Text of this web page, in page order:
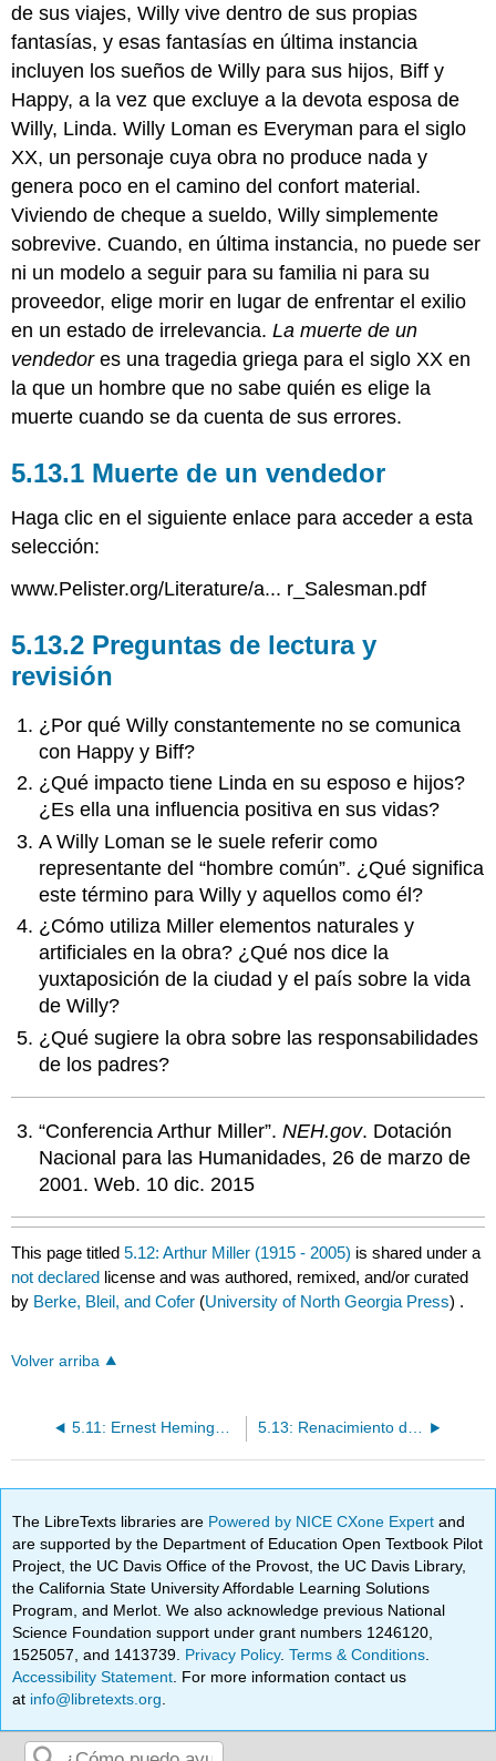
de sus viajes, Willy vive dentro de sus propias
fantasías, y esas fantasías en última instancia
incluyen los sueños de Willy para sus hijos, Biff y
Happy, a la vez que excluye a la devota esposa de
Willy, Linda. Willy Loman es Everyman para el siglo
XX, un personaje cuya obra no produce nada y
genera poco en el camino del confort material.
Viviendo de cheque a sueldo, Willy simplemente
sobrevive. Cuando, en última instancia, no puede ser
ni un modelo a seguir para su familia ni para su
proveedor, elige morir en lugar de enfrentar el exilio
en un estado de irrelevancia.La muerte de un
vendedores una tragedia griega para el siglo XX en
la que un hombre que no sabe quién es elige la
muerte cuando se da cuenta de sus errores.
5.13.1 Muerte de un vendedor
Haga clic en el siguiente enlace para acceder a esta
selección:
www.Pelister.org/Literature/a... r_Salesman.pdf
5.13.2 Preguntas de lectura y
revisión
¿Por qué Willy constantemente no se comunica
con Happy y Biff?
¿Qué impacto tiene Linda en su esposo e hijos?
¿Es ella una influencia positiva en sus vidas?
A Willy Loman se le suele referir como
representante del “hombre común”. ¿Qué significa
este término para Willy y aquellos como él?
¿Cómo utiliza Miller elementos naturales y
artificiales en la obra? ¿Qué nos dice la
yuxtaposición de la ciudad y el país sobre la vida
de Willy?
¿Qué sugiere la obra sobre las responsabilidades
de los padres?
“Conferencia Arthur Miller”.NEH.gov. Dotación
Nacional para las Humanidades, 26 de marzo de
2001. Web. 10 dic. 2015
This page titled5.12: Arthur Miller (1915 - 2005) is shared under a
not declared license and was authored, remixed, and/or curated
by Berke, Bleil, and Cofer (University of North Georgia Press) .
Volver arriba
5.11: Ernest Hemingway (1899 - 1961) 5.13: Renacimiento del Sur — Primera Ola (1920 — 1940)
The LibreTexts libraries are Powered by NICE CXone Expertand
are supported by the Department of Education Open Textbook Pilot
Project, the UC Davis Office of the Provost, the UC Davis Library,
the California State University Affordable Learning Solutions
Program, and Merlot. We also acknowledge previous National
Science Foundation support under grant numbers 1246120,
1525057, and 1413739. Privacy Policy.Terms & Conditions
Accessibility Statement . For more information contact us
at info@libretexts.org